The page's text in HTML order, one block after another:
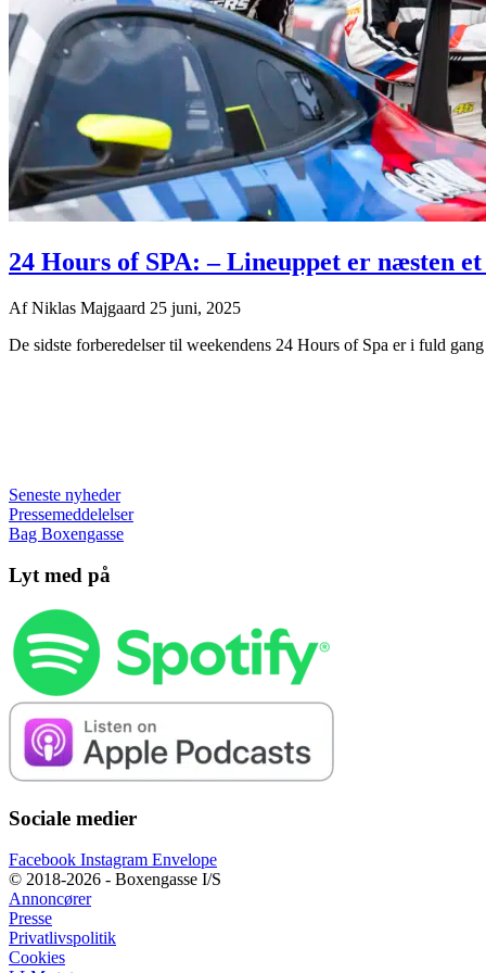
24 Hours of SPA: – Lineuppet er næsten
AfNiklas Majgaard 25 juni, 2025
De sidste forberedelser til weekendens 24 Hours of Spa er i fuld
Seneste nyheder
Pressemeddelelser
Bag Boxengasse
Lyt med på
Sociale medier
Facebook Instagram Envelope
© 2018-2026 - Boxengasse I/S
Annoncører
Presse
Privatlivspolitik
Cookies